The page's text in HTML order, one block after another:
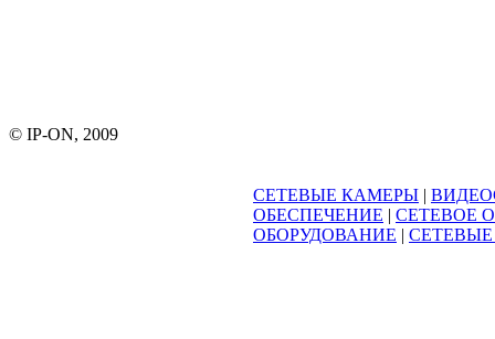
© IP-ON, 2009
СЕТЕВЫЕ КАМЕРЫ |
ОБЕСПЕЧЕНИЕ | СЕТЕВОЕ
ОБОРУДОВАНИЕ |